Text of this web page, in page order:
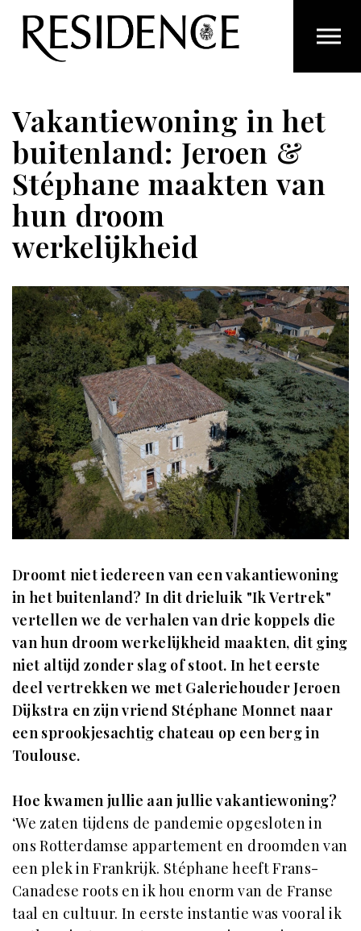
Overslaan en ga direct naar de inhoud
Vakantiewoning in het
buitenland: Jeroen &
Stéphane maakten van
hun droom
werkelijkheid
Droomt niet iedereen van een vakantiewoning
in het buitenland? In dit drieluik "Ik Vertrek"
vertellen we de verhalen van drie koppels die
van hun droom werkelijkheid maakten, dit ging
niet altijd zonder slag of stoot. In het eerste
deel vertrekken we met Galeriehouder Jeroen
Dijkstra en zijn vriend Stéphane Monnet naar
een sprookjesachtig chateau op een berg in
Toulouse.
Hoe kwamen jullie aan jullie vakantiewoning?
‘We zaten tijdens de pandemie opgesloten in
ons Rotterdamse appartement en droomden van
een plek in Frankrijk. Stéphane heeft Frans-
Canadese roots en ik hou enorm van de Franse
taal en cultuur. In eerste instantie was vooral ik